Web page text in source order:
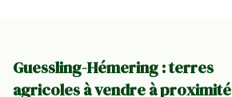
Guessling-Hémering : terres
agricoles à vendre à proximité